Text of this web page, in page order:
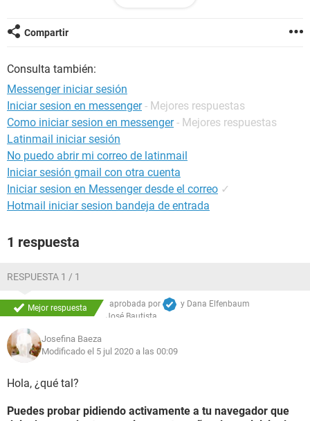
Compartir
Consulta también:
Messenger iniciar sesión
Iniciar sesion en messenger - Mejores respuestas
Como iniciar sesion en messenger - Mejores respuestas
Latinmail iniciar sesión
No puedo abrir mi correo de latinmail
Iniciar sesión gmail con otra cuenta
Iniciar sesion en Messenger desde el correo ✓
Hotmail iniciar sesion bandeja de entrada
1 respuesta
RESPUESTA 1 / 1
Mejor respuesta
aprobada por
José Bautista
y Dana Elfenbaum
Josefina Baeza
Modificado el 5 jul 2020 a las 00:09
Hola, ¿qué tal?
Puedes probar pidiendo activamente a tu navegador que